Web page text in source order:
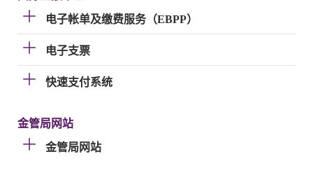
电子帐单及缴费服务（EBPP）
电子支票
快速支付系统
金管局网站
金管局网站